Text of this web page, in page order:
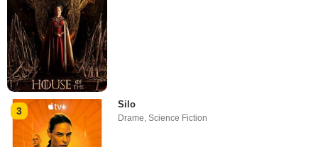
3
Silo
Drame,Science Fiction